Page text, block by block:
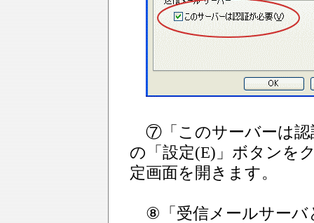
⑦「このサーバーは認
の「設定(E)」ボタンを
定画面を開きます。
⑧「受信メールサーバ